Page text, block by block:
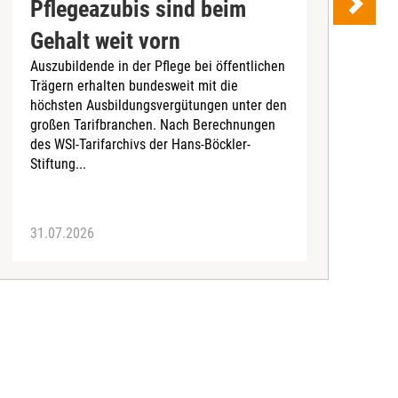
Pflegeazubis sind beim
Gehalt weit vorn
Auszubildende in der Pflege bei öffentlichen
Trägern erhalten bundesweit mit die
höchsten Ausbildungsvergütungen unter den
großen Tarifbranchen. Nach Berechnungen
des WSI-Tarifarchivs der Hans-Böckler-
Stiftung...
31.07.2026